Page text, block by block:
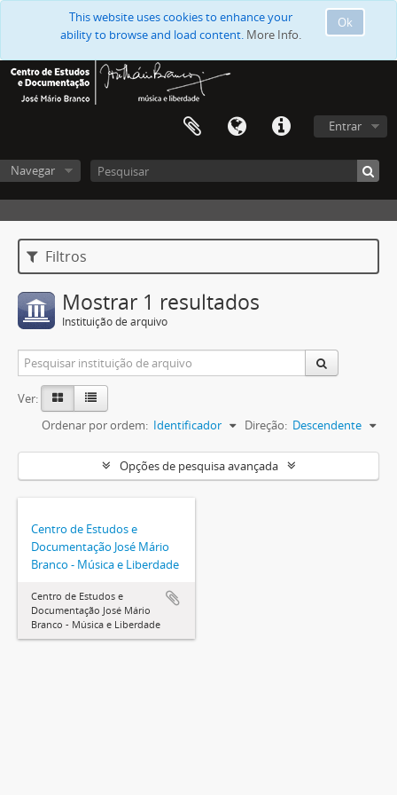
Ok
This website uses cookies to enhance your
ability to browse and load content. More Info.
Entrar
Navegar
Filtros
Mostrar 1 resultados
Instituição de arquivo
Ver:
Ordenar por ordem: Identificador Direção: Descendente
Opções de pesquisa avançada
Centro de Estudos e
Documentação José Mário
Branco - Música e Liberdade
Centro de Estudos e
Documentação José Mário
Branco - Música e Liberdade